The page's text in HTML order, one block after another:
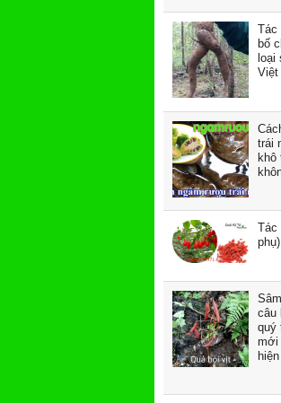
Tác
bố
loại
Việt
trái
khô
Tác
câu
quý
mới
hiện